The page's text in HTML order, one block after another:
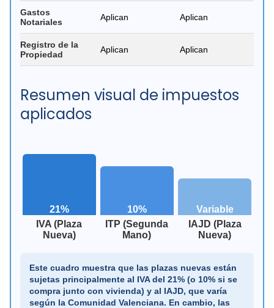
Gastos
Notariales
Aplican Aplican
Registro de la
Propiedad
Aplican Aplican
Resumen visual de impuestos
aplicados
21%
IVA (Plaza
Nueva)
10%
ITP (Segunda
Mano)
Variable
IAJD (Plaza
Nueva)
Este cuadro muestra que las plazas nuevas están
sujetas principalmente al IVA del 21% (o 10% si se
compra junto con vivienda) y al IAJD, que varía
según la Comunidad Valenciana. En cambio, las